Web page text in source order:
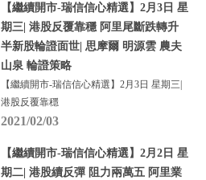
【繼續開市-瑞信信心精選】2月3日 星
期三| 港股反覆靠穩 阿里尾斷跌轉升
半新股輪證面世| 思摩爾 明源雲 農夫
山泉 輪證策略
【繼續開市-瑞信信心精選】2月3日 星期三|
港股反覆靠穩
2021/02/03
【繼續開市-瑞信信心精選】2月2日 星
期二| 港股續反彈 阻力兩萬五 阿里業